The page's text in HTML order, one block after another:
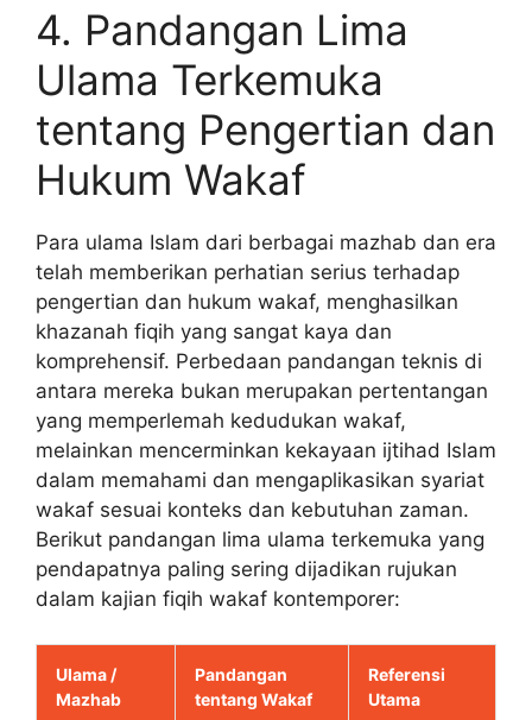
4. Pandangan Lima
Ulama Terkemuka
tentang Pengertian dan
Hukum Wakaf
Para ulama Islam dari berbagai mazhab dan era
telah memberikan perhatian serius terhadap
pengertian dan hukum wakaf, menghasilkan
khazanah fiqih yang sangat kaya dan
komprehensif. Perbedaan pandangan teknis di
antara mereka bukan merupakan pertentangan
yang memperlemah kedudukan wakaf,
melainkan mencerminkan kekayaan ijtihad Islam
dalam memahami dan mengaplikasikan syariat
wakaf sesuai konteks dan kebutuhan zaman.
Berikut pandangan lima ulama terkemuka yang
pendapatnya paling sering dijadikan rujukan
dalam kajian fiqih wakaf kontemporer:
Ulama /
Mazhab
Pandangan
tentang Wakaf
Referensi
Utama